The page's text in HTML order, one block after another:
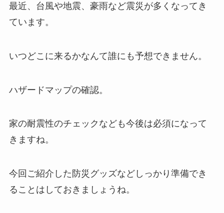
最近、台風や地震、豪雨など震災が多くなってき
ています。
いつどこに来るかなんて誰にも予想できません。
ハザードマップの確認。
家の耐震性のチェックなども今後は必須になって
きますね。
今回ご紹介した防災グッズなどしっかり準備でき
ることはしておきましょうね。